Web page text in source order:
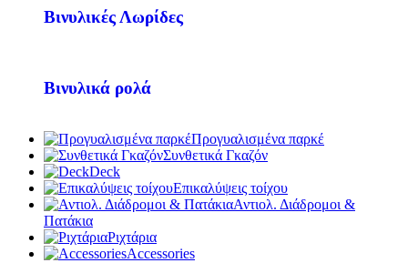
Βινυλικές Λωρίδες
Βινυλικά ρολά
Προγυαλισμένα παρκέ
Συνθετικά Γκαζόν
Deck
Επικαλύψεις τοίχου
Αντιολ. Διάδρομοι &
Πατάκια
Ριχτάρια
Accessories